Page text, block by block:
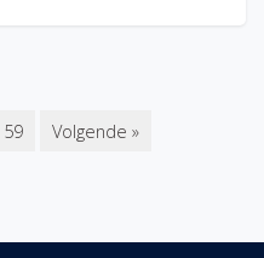
59 Volgende »